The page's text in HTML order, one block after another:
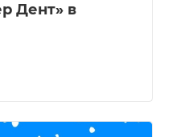
Дент» в